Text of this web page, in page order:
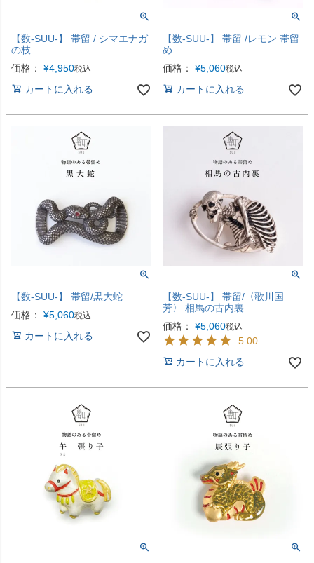
【数-SUU-】 帯留 / シマエナガ
の枝
価格：
¥4,950税込
カートに入れる
【数-SUU-】 帯留 /レモン 帯留
め
価格：
¥5,060税込
カートに入れる
【数-SUU-】 帯留/黒大蛇
価格：
¥5,060税込
カートに入れる
【数-SUU-】 帯留/〈歌川国
芳〉 相馬の古内裏
価格：
¥5,060税込
5.00
カートに入れる